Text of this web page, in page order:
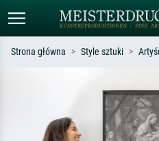
Szukaj wg artysty, tytułu lub stylu – np.
Monet, Gwiaździsta noc,
impresjonizm, fala Hokusaia, akt.
Strona główna Style sztuki